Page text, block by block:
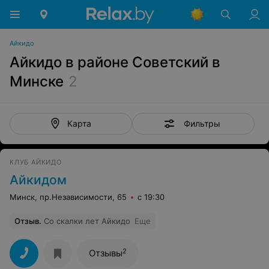
Айкидо
Айкидо в районе Советский в
Минске 2
Карта Фильтры
КЛУБ АЙКИДО
Айкидом
Минск, пр.Независимости, 65 с 19:30
Отзыв. Со скалки лет Айкидо Еще
Отзывы2